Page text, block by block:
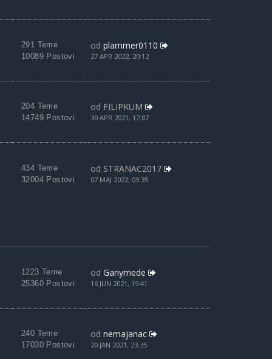
291 Teme
10089 Postovi
od plammer0110
27 APR 2022, 20:12
204 Teme
14749 Postovi
od FILIPKUM
30 APR 2021, 17:07
434 Teme
32004 Postovi
od STRANAC2017
07 MAJ 2022, 09:35
1223 Teme
25360 Postovi
od Ganymede
16 JUN 2021, 19:41
240 Teme
17030 Postovi
od nemajanac
20 JAN 2021, 23:35